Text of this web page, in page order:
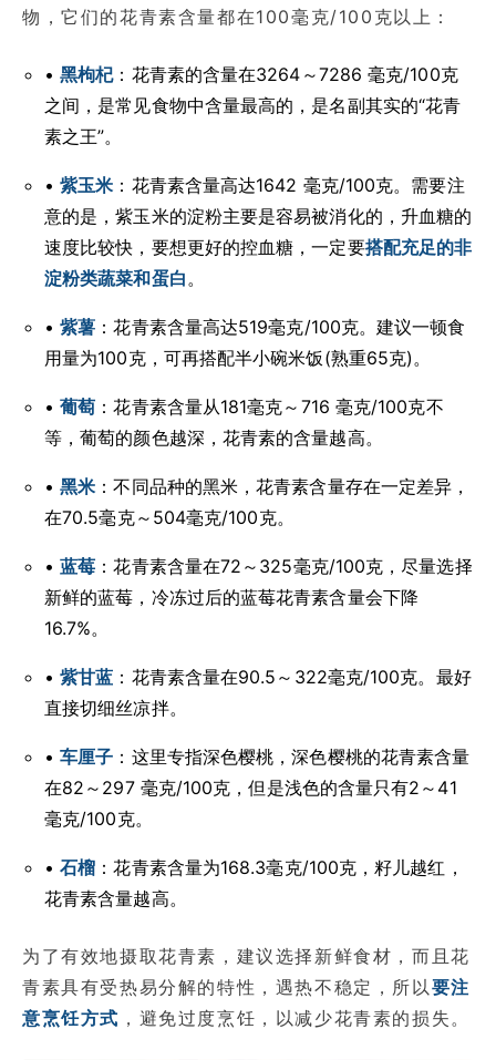
物，它们的花青素含量都在100毫克/100克以上：
•黑枸杞：花青素的含量在3264～7286 毫克/100克
之间，是常见食物中含量最高的，是名副其实的“花青
素之王”。
•紫玉米 ：花青素含量高达1642 毫克/100克。需要注
意的是，紫玉米的淀粉主要是容易被消化的，升血糖的
速度比较快，要想更好的控血糖，一定要搭配充足的非
淀粉类蔬菜和蛋白 。
•紫薯 ：花青素含量高达519毫克/100克。建议一顿食
用量为100克，可再搭配半小碗米饭(熟重65克)。
•葡萄 ：花青素含量从181毫克～716 毫克/100克不
等，葡萄的颜色越深，花青素的含量越高。
•黑米 ：不同品种的黑米，花青素含量存在一定差异，
在70.5毫克～504毫克/100克。
•蓝莓 ：花青素含量在72～325毫克/100克，尽量选择
新鲜的蓝莓，冷冻过后的蓝莓花青素含量会下降
16.7%。
•紫甘蓝 ：花青素含量在90.5～322毫克/100克。最好
直接切细丝凉拌。
•车厘子 ：这里专指深色樱桃，深色樱桃的花青素含量
在82～297 毫克/100克，但是浅色的含量只有2～41
毫克/100克。
•石榴 ：花青素含量为168.3毫克/100克，籽儿越红，
花青素含量越高。
为了有效地摄取花青素，建议选择新鲜食材，而且花
青素具有受热易分解的特性，遇热不稳定，所以 要注
意烹饪方式 ，避免过度烹饪，以减少花青素的损失。